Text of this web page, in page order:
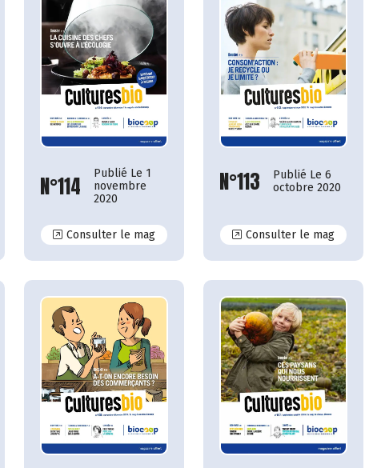
N°114
Publié Le 1
novembre
2020
Consulter le magN°114
N°113
Publié Le 6
octobre 2020
Consulter le magN°113